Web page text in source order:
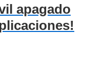
apagado